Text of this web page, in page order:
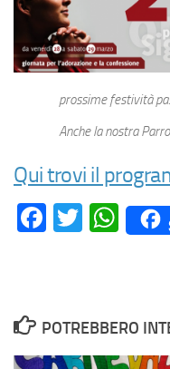
prossime festività
Anche la nostra
Qui trovi il
Facebook
Twitter
POTREBBERO